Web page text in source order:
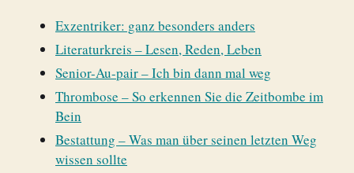
Exzentriker: ganz besonders anders
Literaturkreis – Lesen, Reden, Leben
Senior-Au-pair – Ich bin dann mal weg
Thrombose – So erkennen Sie die Zeitbombe im
Bein
Bestattung – Was man über seinen letzten Weg
wissen sollte